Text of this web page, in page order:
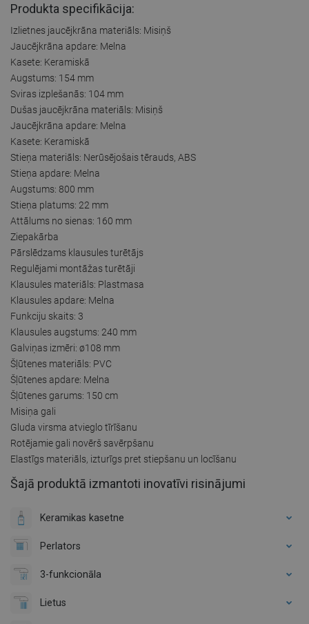
Produkta specifikācija:
Izlietnes jaucējkrāna materiāls: Misiņš
Jaucējkrāna apdare: Melna
Kasete: Keramiskā
Augstums: 154 mm
Sviras izplešanās: 104 mm
Dušas jaucējkrāna materiāls: Misiņš
Jaucējkrāna apdare: Melna
Kasete: Keramiskā
Stieņa materiāls: Nerūsējošais tērauds, ABS
Stieņa apdare: Melna
Augstums: 800 mm
Stieņa platums: 22 mm
Attālums no sienas: 160 mm
Ziepakārba
Pārslēdzams klausules turētājs
Regulējami montāžas turētāji
Klausules materiāls: Plastmasa
Klausules apdare: Melna
Funkciju skaits: 3
Klausules augstums: 240 mm
Galviņas izmēri: ø108 mm
Šļūtenes materiāls: PVC
Šļūtenes apdare: Melna
Šļūtenes garums: 150 cm
Misiņa gali
Gluda virsma atvieglo tīrīšanu
Rotējamie gali novērš savērpšanu
Elastīgs materiāls, izturīgs pret stiepšanu un locīšanu
Šajā produktā izmantoti inovatīvi risinājumi
Keramikas kasetne
Perlators
3-funkcionāla
Lietus